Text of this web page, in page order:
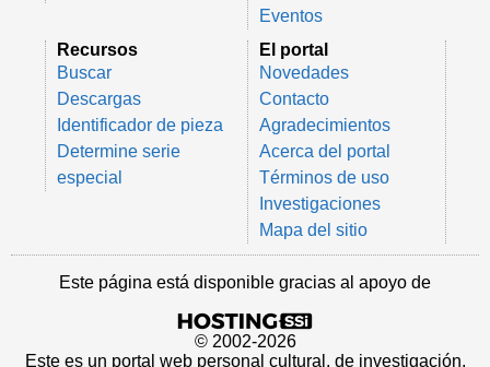
Eventos
Recursos
Buscar
Descargas
Identificador de pieza
Determine serie
especial
El portal
Novedades
Contacto
Agradecimientos
Acerca del portal
Términos de uso
Investigaciones
Mapa del sitio
Este página está disponible gracias al apoyo de
© 2002-2026
Este es un portal web personal cultural, de investigación,